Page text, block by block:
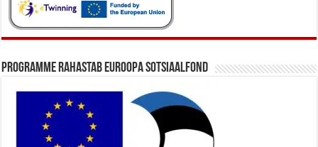
Programme rahastab Euroopa Sotsiaalfond